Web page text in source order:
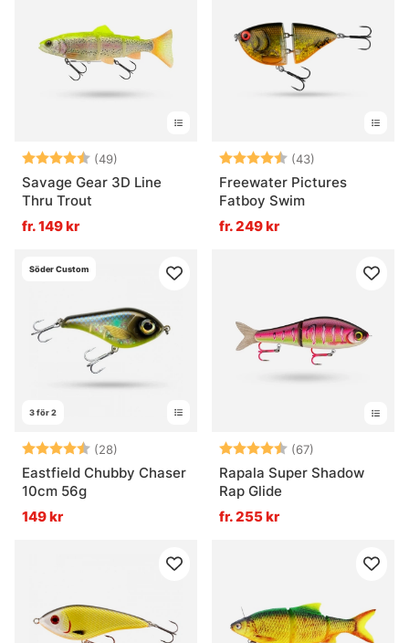
Hur fiskas ett swimbait?
Betyg: (49)
4.9 utav 5 stjärnor
Savage Gear 3D Line
Thru Trout
fr. 149 kr
Betyg: (43)
Freewater Pictures
Fatboy Swim
fr. 249 kr
3 för 2
Söder Custom
Betyg: (28)
4.6 utav 5 stjärnor
Eastfield Chubby Chaser
10cm 56g
149 kr
Betyg: (67)
Rapala Super Shadow
Rap Glide
fr. 255 kr